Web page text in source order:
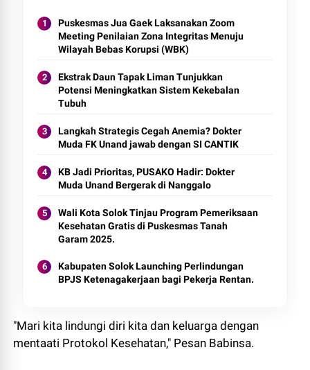
Puskesmas Jua Gaek Laksanakan Zoom
Meeting Penilaian Zona Integritas Menuju
Wilayah Bebas Korupsi (WBK)
Ekstrak Daun Tapak Liman Tunjukkan
Potensi Meningkatkan Sistem Kekebalan
Tubuh
Langkah Strategis Cegah Anemia? Dokter
Muda FK Unand jawab dengan SI CANTIK
KB Jadi Prioritas, PUSAKO Hadir: Dokter
Muda Unand Bergerak di Nanggalo
Wali Kota Solok Tinjau Program Pemeriksaan
Kesehatan Gratis di Puskesmas Tanah
Garam 2025.
Kabupaten Solok Launching Perlindungan
BPJS Ketenagakerjaan bagi Pekerja Rentan.
"Mari kita lindungi diri kita dan keluarga dengan
mentaati Protokol Kesehatan," Pesan Babinsa.